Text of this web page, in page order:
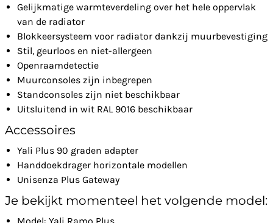
Gelijkmatige warmteverdeling over het hele oppervlak
van de radiator
Blokkeersysteem voor radiator dankzij muurbevestiging
Stil, geurloos en niet-allergeen
Openraamdetectie
Muurconsoles zijn inbegrepen
Standconsoles zijn niet beschikbaar
Uitsluitend in wit RAL 9016 beschikbaar
Accessoires
Yali Plus 90 graden adapter
Handdoekdrager horizontale modellen
Unisenza Plus Gateway
Je bekijkt momenteel het volgende model: